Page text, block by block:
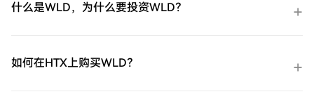
什么是WLD，为什么要投资WLD？
如何在HTX上购买WLD？